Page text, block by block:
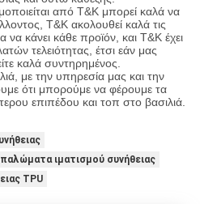
από T&K μπορεί καλά να
T&K ακολουθεί καλά τις
να κάνει κάθε προϊόν, και T&K έχει
τελειότητας, έτσι εάν μας
καλά συντηρημένος.
με την υπηρεσία μας και την
ότι μπορούμε να φέρουμε τα
επιπέδου και τοπ στο βασιλιά.
ιματισμού συνήθειας
TPU